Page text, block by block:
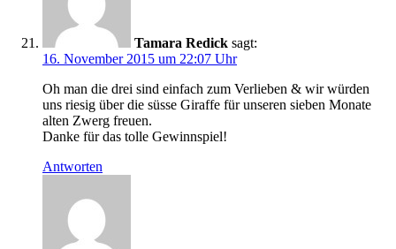
Tamara Redick sagt:
16. November 2015 um 22:07 Uhr
Oh man die drei sind einfach zum Verlieben & wir würden
uns riesig über die süsse Giraffe für unseren sieben Monate
alten Zwerg freuen.
Danke für das tolle Gewinnspiel!
Antworten